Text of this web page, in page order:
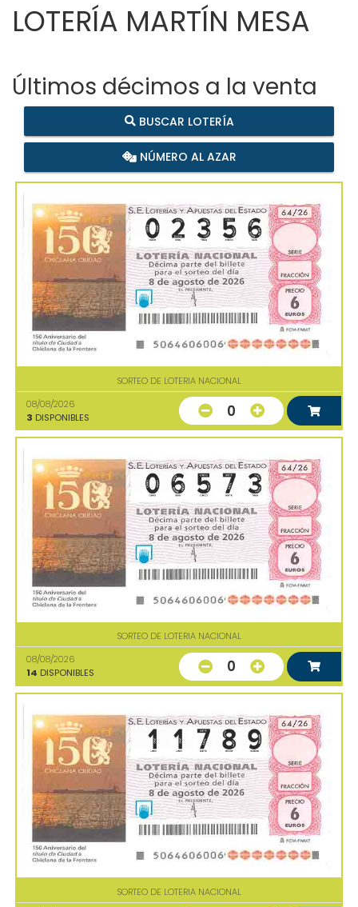
LOTERÍA MARTÍN MESA
Últimos décimos a la venta
BUSCAR LOTERÍA
NÚMERO AL AZAR
SORTEO DE LOTERIA NACIONAL
08/08/2026
3 DISPONIBLES 0
SORTEO DE LOTERIA NACIONAL
08/08/2026
14 DISPONIBLES 0
SORTEO DE LOTERIA NACIONAL